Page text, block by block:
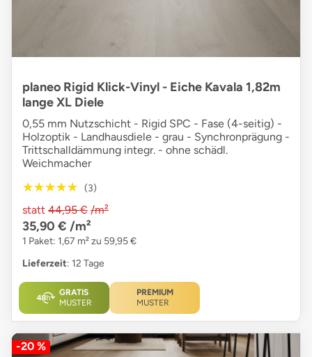
planeo Rigid Klick-Vinyl - Eiche Kavala 1,82m
lange XL Diele
0,55 mm Nutzschicht - Rigid SPC - Fase (4-seitig) -
Holzoptik - Landhausdiele - grau - Synchronprägung -
Trittschalldämmung integr. - ohne schädl.
Weichmacher
★★★★★
★★★★★ (3)
statt 44,95 € /m²
35,90 € /m²
1 Paket: 1,67 m² zu 59,95 €
Lieferzeit: 12 Tage
GRATIS
MUSTER
PREMIUM
MUSTER
-20 %